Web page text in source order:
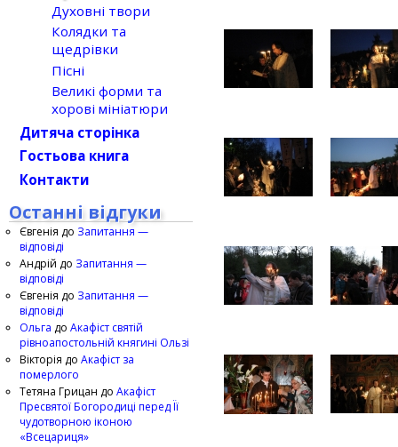
Духовні твори
Колядки та
щедрівки
Пісні
Великі форми та
хорові мініатюри
Дитяча сторінка
Гостьова книга
Контакти
Останні відгуки
Євгенія до Запитання —
відповіді
Андрій до Запитання —
відповіді
Євгенія до Запитання —
відповіді
Ольга до Акафіст святій
рівноапостольній княгині Ользі
Вікторія до Акафіст за
померлого
Тетяна Грицан до Акафіст
Пресвятої Богородиці перед Її
чудотворною іконою
«Всецариця»